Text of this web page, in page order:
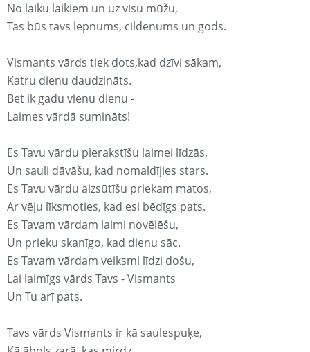
No laiku laikiem un uz visu mūžu,
Tas būs tavs lepnums, cildenums un gods.
Vismants vārds tiek dots,kad dzīvi sākam,
Katru dienu daudzināts.
Bet ik gadu vienu dienu -
Laimes vārdā sumināts!
Es Tavu vārdu pierakstīšu laimei līdzās,
Un sauli dāvāšu, kad nomaldījies stars.
Es Tavu vārdu aizsūtīšu priekam matos,
Ar vēju līksmoties, kad esi bēdīgs pats.
Es Tavam vārdam laimi novēlēšu,
Un prieku skanīgo, kad dienu sāc.
Es Tavam vārdam veiksmi līdzi došu,
Lai laimīgs vārds Tavs - Vismants
Un Tu arī pats.
Tavs vārds Vismants ir kā saulespuķe,